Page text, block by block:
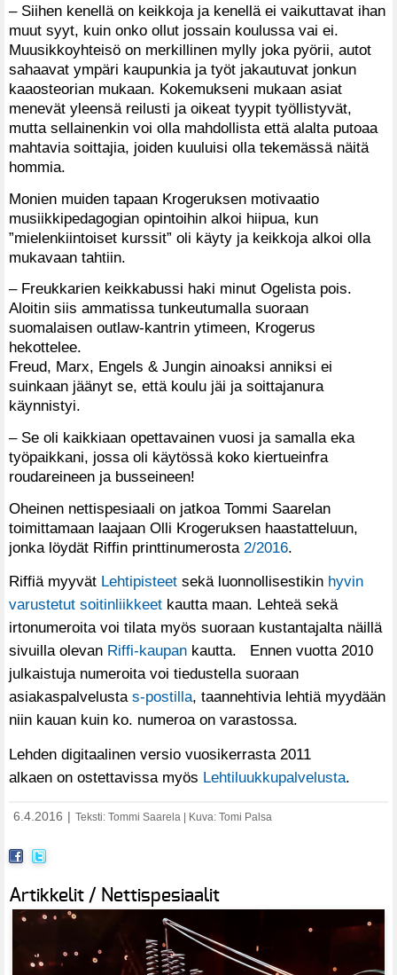
– Siihen kenellä on keikkoja ja kenellä ei vaikuttavat ihan
muut syyt, kuin onko ollut jossain koulussa vai ei.
Muusikkoyhteisö on merkillinen mylly joka pyörii, autot
sahaavat ympäri kaupunkia ja työt jakautuvat jonkun
kaaosteorian mukaan. Kokemukseni mukaan asiat
menevät yleensä reilusti ja oikeat tyypit työllistyvät,
mutta sellainenkin voi olla mahdollista että alalta putoaa
mahtavia soittajia, joiden kuuluisi olla tekemässä näitä
hommia.
Monien muiden tapaan Krogeruksen motivaatio
musiikkipedagogian opintoihin alkoi hiipua, kun
”mielenkiintoiset kurssit” oli käyty ja keikkoja alkoi olla
mukavaan tahtiin.
– Freukkarien keikkabussi haki minut Ogelista pois.
Aloitin siis ammatissa tunkeutumalla suoraan
suomalaisen outlaw-kantrin ytimeen, Krogerus
hekottelee.
Freud, Marx, Engels & Jungin ainoaksi anniksi ei
suinkaan jäänyt se, että koulu jäi ja soittajanura
käynnistyi.
– Se oli kaikkiaan opettavainen vuosi ja samalla eka
työpaikkani, jossa oli käytössä koko kiertueinfra
roudareineen ja busseineen!
Oheinen nettispesiaali on jatkoa Tommi Saarelan
toimittamaan laajaan Olli Krogeruksen haastatteluun,
jonka löydät Riffin printtinumerosta 2/2016.
Riffiä myyvät Lehtipisteet sekä luonnollisestikin hyvin
varustetut soitinliikkeet kautta maan. Lehteä sekä
irtonumeroita voi tilata myös suoraan kustantajalta näillä
sivuilla olevan Riffi-kaupan kautta. Ennen vuotta 2010
julkaistuja numeroita voi tiedustella suoraan
asiakaspalvelusta s-postilla, taannehtivia lehtiä myydään
niin kauan kuin ko. numeroa on varastossa.
Lehden digitaalinen versio vuosikerrasta 2011
alkaen on ostettavissa myös Lehtiluukkupalvelusta.
6.4.2016 Teksti: Tommi Saarela | Kuva: Tomi Palsa
Artikkelit / Nettispesiaalit